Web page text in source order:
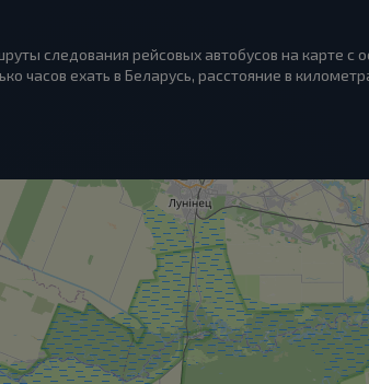
следования рейсовых автобусов на карте с
часов ехать в Беларусь, расстояние в